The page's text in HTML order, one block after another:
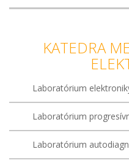
KATEDRA
Laboratórium
Laboratórium
Laboratórium